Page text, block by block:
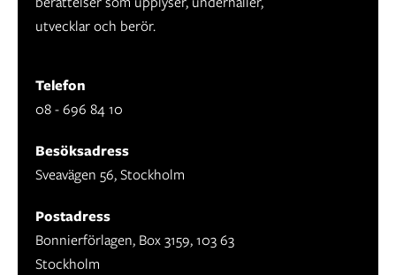
utvecklar och berör.
Telefon
08 - 696 84 10
Besöksadress
Sveavägen 56, Stockholm
Postadress
Bonnierförlagen, Box 3159, 103 63
Stockholm